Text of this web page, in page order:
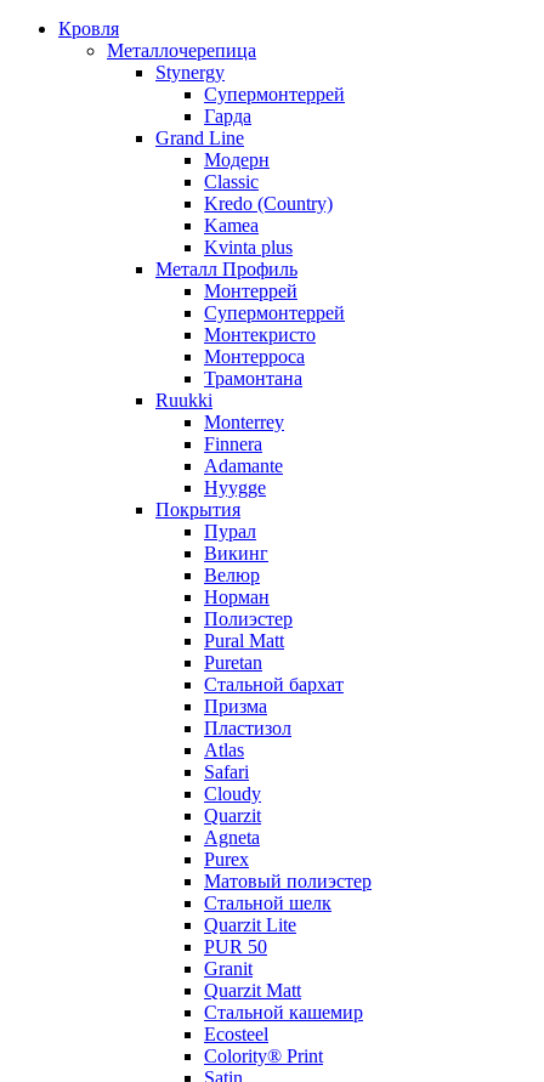
Кровля
Металлочерепица
Stynergy
Супермонтеррей
Гарда
Grand Line
Модерн
Classic
Kredo (Country)
Kamea
Kvinta plus
Металл Профиль
Монтеррей
Супермонтеррей
Монтекристо
Монтерроса
Трамонтана
Ruukki
Monterrey
Finnera
Adamante
Hyygge
Покрытия
Пурал
Викинг
Велюр
Норман
Полиэстер
Pural Matt
Puretan
Стальной бархат
Призма
Пластизол
Atlas
Safari
Cloudy
Quarzit
Agneta
Purex
Матовый полиэстер
Стальной шелк
Quarzit Lite
PUR 50
Granit
Quarzit Matt
Стальной кашемир
Ecosteel
Colority® Print